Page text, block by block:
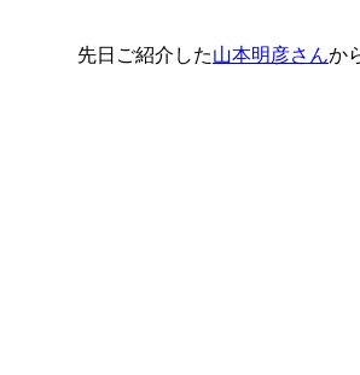
先日ご紹介した山本明彦さんか